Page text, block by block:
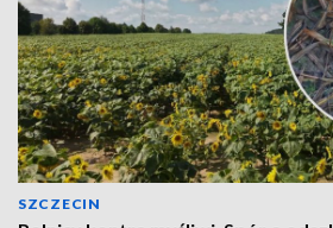
SZCZECIN